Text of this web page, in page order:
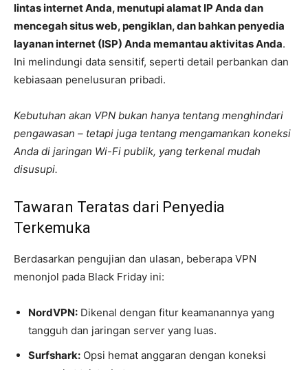
lintas internet Anda, menutupi alamat IP Anda dan
mencegah situs web, pengiklan, dan bahkan penyedia
layanan internet (ISP) Anda memantau aktivitas Anda.
Ini melindungi data sensitif, seperti detail perbankan dan
kebiasaan penelusuran pribadi.
Kebutuhan akan VPN bukan hanya tentang menghindari
pengawasan – tetapi juga tentang mengamankan koneksi
Anda di jaringan Wi-Fi publik, yang terkenal mudah
disusupi.
Tawaran Teratas dari Penyedia
Terkemuka
Berdasarkan pengujian dan ulasan, beberapa VPN
menonjol pada Black Friday ini:
NordVPN: Dikenal dengan fitur keamanannya yang
tangguh dan jaringan server yang luas.
Surfshark: Opsi hemat anggaran dengan koneksi